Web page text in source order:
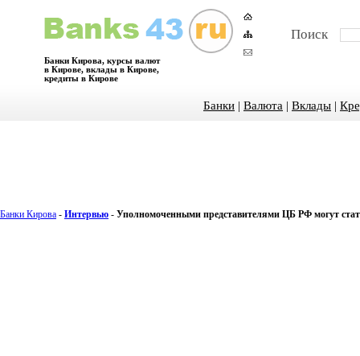
Банки Кирова, курсы валют
в Кирове, вклады в Кирове,
кредиты в Кирове
Поиск
Банки | Валюта | Вклады |
Банки Кирова - Интервью - Уполномоченными представителями ЦБ РФ могут